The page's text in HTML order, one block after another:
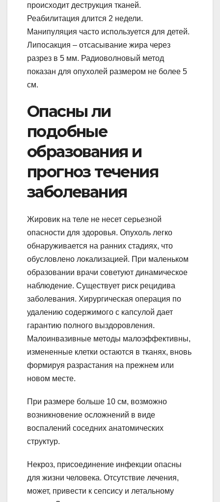
происходит деструкция тканей.
Реабилитация длится 2 недели.
Манипуляция часто используется для детей.
Липосакция – отсасывание жира через
разрез в 5 мм. Радиоволновый метод
показан для опухолей размером не более 5
см.
Опасны ли
подобные
образования и
прогноз течения
заболевания
Жировик на теле не несет серьезной
опасности для здоровья. Опухоль легко
обнаруживается на ранних стадиях, что
обусловлено локализацией. При маленьком
образовании врачи советуют динамическое
наблюдение. Существует риск рецидива
заболевания. Хирургическая операция по
удалению содержимого с капсулой дает
гарантию полного выздоровления.
Малоинвазивные методы малоэффективны,
измененные клетки остаются в тканях, вновь
формируя разрастания на прежнем или
новом месте.
При размере больше 10 см, возможно
возникновение осложнений в виде
воспалений соседних анатомических
структур.
Некроз, присоединение инфекции опасны
для жизни человека. Отсутствие лечения,
может, привести к сепсису и летальному